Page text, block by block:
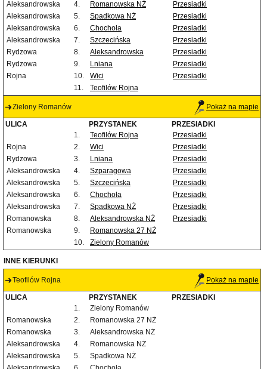
Aleksandrowska
4. Romanowska NŻ
Przesiadki
Aleksandrowska
5. Spadkowa NŻ
Przesiadki
Aleksandrowska
6. Chochoła
Przesiadki
Aleksandrowska
7. Szczecińska
Przesiadki
Rydzowa
8. Aleksandrowska
Przesiadki
Rydzowa
9. Lniana
Przesiadki
Rojna
10. Wici
Przesiadki
11.
Teofilów Rojna
Zielony Romanów Pokaż na mapie
ULICA PRZYSTANEK
PRZESIADKI
1.
Teofilów Rojna
Przesiadki
Rojna
2. Wici
Przesiadki
Rydzowa
3. Lniana
Przesiadki
Aleksandrowska
4. Szparagowa
Przesiadki
Aleksandrowska
5. Szczecińska
Przesiadki
Aleksandrowska
6. Chochoła
Przesiadki
Aleksandrowska
7. Spadkowa NŻ
Przesiadki
Romanowska
8. Aleksandrowska NŻ
Przesiadki
Romanowska
9.
Romanowska 27 NŻ
10.
Zielony Romanów
INNE KIERUNKI
Teofilów Rojna Pokaż na mapie
ULICA PRZYSTANEK
PRZESIADKI
1.
Zielony Romanów
Romanowska
2.
Romanowska 27 NŻ
Romanowska
3.
Aleksandrowska NŻ
Aleksandrowska
4.
Romanowska NŻ
Aleksandrowska
5.
Spadkowa NŻ